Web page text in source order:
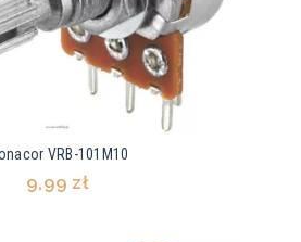
VRB-101M10
9,99 zł